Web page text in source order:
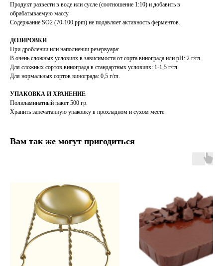
Продукт развести в воде или сусле (соотношение 1:10) и добавить в
обрабатываемую массу.
Содержание SO2 (70-100 ppm) не подавляет активность ферментов.
ДОЗИРОВКИ
При дроблении или наполнении резервуара:
В очень сложных условиях в зависимости от сорта винограда или pH: 2 г/гл.
Для сложных сортов винограда в стандартных условиях: 1-1,5 г/гл.
Для нормальных сортов винограда: 0,5 г/гл.
УПАКОВКА И ХРАНЕНИЕ
Полиламинатный пакет 500 гр.
Хранить запечатанную упаковку в прохладном и сухом месте.
Вам так же могут пригодиться